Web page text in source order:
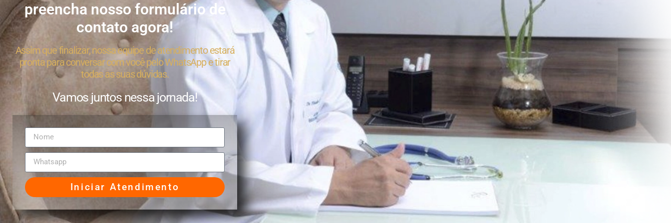
preencha nosso formulário de
contato agora!
Assim que finalizar, nossa equipe de atendimento estará
pronta para conversar com você pelo WhatsApp e tirar
todas as suas dúvidas.
Vamos juntos nessa jornada!
Iniciar Atendimento